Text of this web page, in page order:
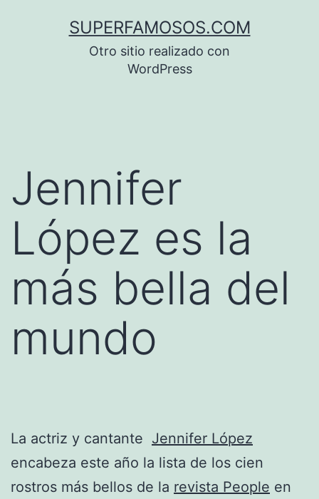
SUPERFAMOSOS.COM
Otro sitio realizado con
WordPress
Jennifer
López es la
más bella del
mundo
La actriz y cantante Jennifer López
encabeza este año la lista de los cien
rostros más bellos de la revista People en